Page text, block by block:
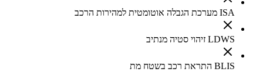
ISA מערכת הגבלה אוטומטית למהירות הרכב
LDWS זיהוי סטיה מנתיב
BLIS התראת רכב בשטח מת